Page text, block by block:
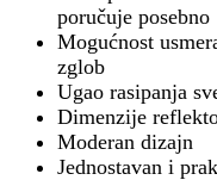
poručuje posebno
Mogućnost
zglob
Ugao rasipanja
Dimenzije
Moderan dizajn
Jednostavan i